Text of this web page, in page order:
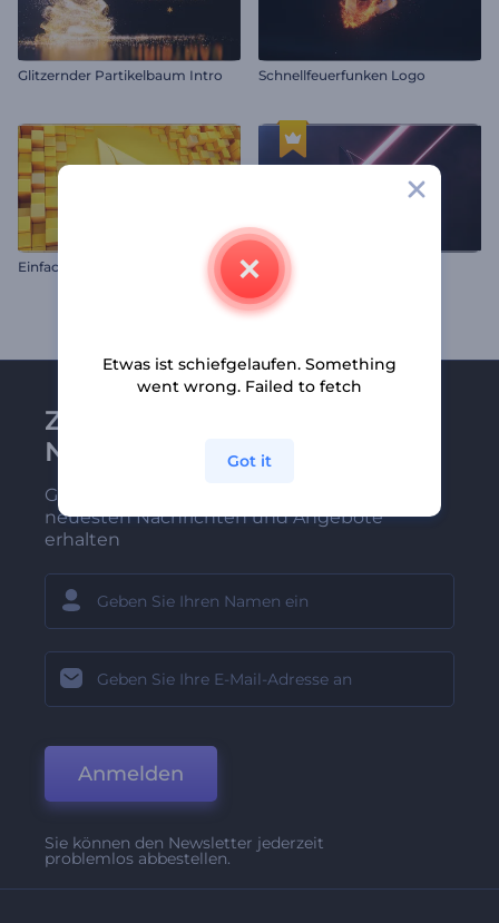
Glitzernder Partikelbaum Intro Schnellfeuerfunken Logo
Neon Laserschnitt-Logo
Zu Renderforest-
Newsletter anmelden
Gehören Sie zu den Ersten, die unsere
neuesten Nachrichten und Angebote
erhalten
Anmelden
Sie können den Newsletter jederzeit
problemlos abbestellen.
Etwas ist schiefgelaufen. Something
went wrong. Failed to fetch
Got it